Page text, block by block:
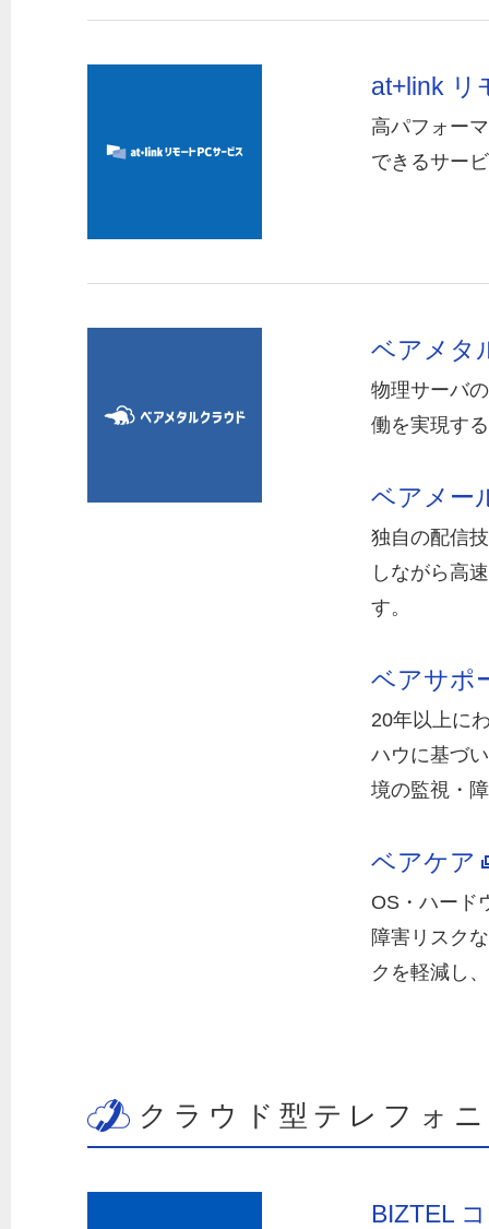
at+link リ
高パフォー
できるサー
ベアメタ
物理サーバ
働を実現す
ベアメー
独自の配信
しながら高
す。
ベアサポ
20年以上に
ハウに基づ
境の監視・
ベアケア
OS・ハード
障害リスク
クを軽減し
クラウド型テレフォ
BIZTEL